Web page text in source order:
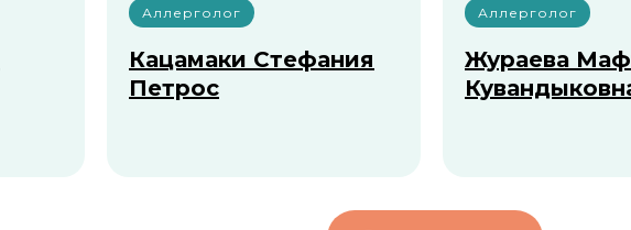
Аллерголог
Кацамаки Стефания
Петрос
Аллерголог
Жураева